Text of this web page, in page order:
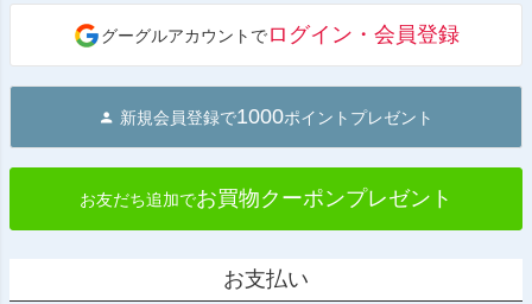
へ
グーグルアカウントでログイン・会員登録
新規会員登録で1000ポイントプレゼント
お友だち追加でお買物クーポンプレゼント
お支払い